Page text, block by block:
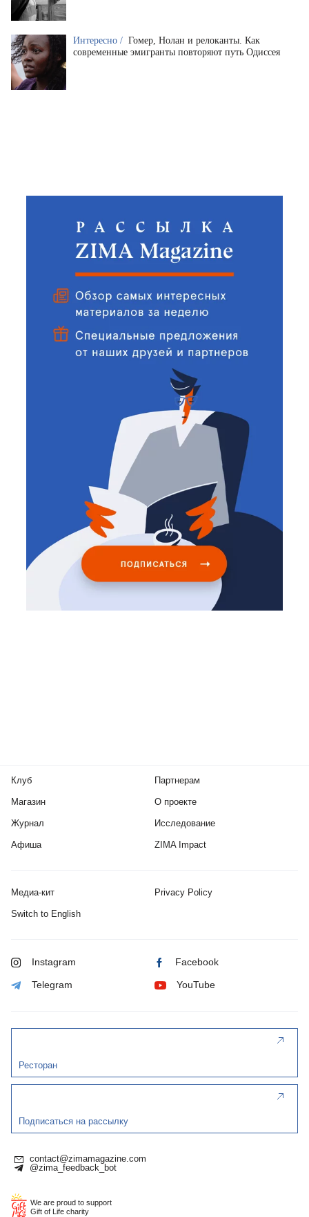
Интересно / Гомер, Нолан и релоканты. Как
современные эмигранты повторяют путь Одиссея
Клуб
Магазин
Журнал
Афиша
Партнерам
О проекте
Исследование
ZIMA Impact
Медиа-кит Privacy Policy
Switch to English
Instagram Facebook
Telegram YouTube
Ресторан
Подписаться на рассылку
contact@zimamagazine.com
@zima_feedback_bot
We are proud to support
Gift of Life charity